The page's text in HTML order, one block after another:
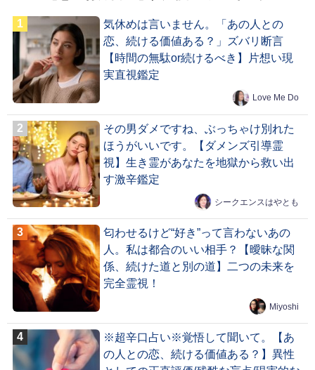
気休めは言いません。「あの人との
恋、続ける価値ある？」ズバリ断言
【時間の無駄or続けるべき】片想い現
実直視鑑定
Love Me Do
その男ダメですね、ぶっちゃけ別れた
ほうがいいです。【ダメンズ引導霊
視】生き霊があなたを地獄から救い出
す激辛鑑定
シークエンスはやとも
匂わせるけど“好き”って言わないあの
人。私は都合のいい相手？【曖昧な関
係、続けた道と別の道】二つの未来を
完全霊視！
Miyoshi
※超辛口占い※覚悟して聞いて。【あ
の人との恋、続ける価値ある？】異性